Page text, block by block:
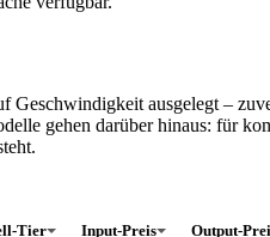
Geschwindigkeit ausgelegt –
gehen darüber hinaus: für
Tier Input-Preis Output-